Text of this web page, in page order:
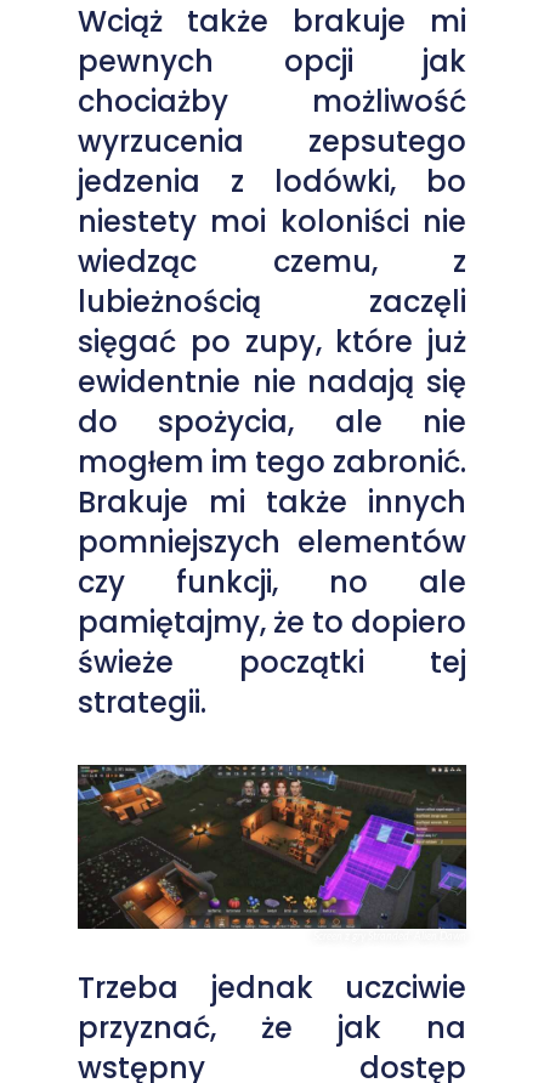
Wciąż także brakuje mi
pewnych opcji jak
chociażby możliwość
wyrzucenia zepsutego
jedzenia z lodówki, bo
niestety moi koloniści nie
wiedząc czemu, z
lubieżnością zaczęli
sięgać po zupy, które już
ewidentnie nie nadają się
do spożycia, ale nie
mogłem im tego zabronić.
Brakuje mi także innych
pomniejszych elementów
czy funkcji, no ale
pamiętajmy, że to dopiero
świeże początki tej
strategii.
Trzeba jednak uczciwie
przyznać, że jak na
wstępny dostęp